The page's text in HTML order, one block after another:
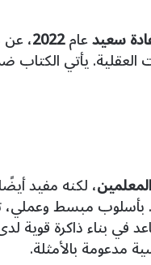
سعيدعام2022،
يأتي
، لكنه مفيد
بأسلوب مبسط وعملي،
في بناء ذاكرة قوية
مدعومة بالأمثلة.